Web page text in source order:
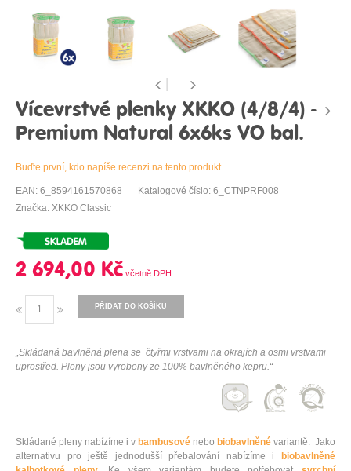
Vícevrstvé plenky XKKO (4/8/4) -
Premium Natural 6x6ks VO bal.
Buďte první, kdo napíše recenzi na tento produkt
EAN: 6_8594161570868
Katalogové číslo: 6_CTNPRF008
Značka: XKKO Classic
2 694,00 Kč
PŘIDAT DO KOŠÍKU
„Skládaná bavlněná plena se čtyřmi vrstvami na okrajích a osmi vrstvami
uprostřed. Pleny jsou vyrobeny ze 100% bavlněného kepru.“
Skládané pleny nabízíme i v bambusové nebo biobavlněné variantě. Jako
alternativu pro ještě jednodušší přebalování nabízíme i
biobavlněné